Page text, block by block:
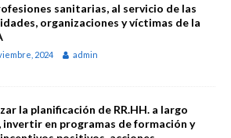
sanitarias, al servicio de las
organizaciones y víctimas de la
2024 admin
la planificación de RR.HH. a largo
invertir en programas de formación y